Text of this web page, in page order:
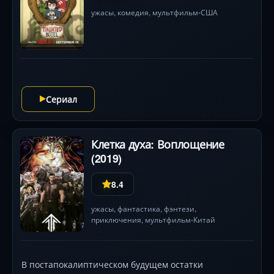
ужасы, комедия, мультфильм•США
Сериал
Клетка духа: Воплощение
(2019)
8.4
ужасы,фантастика,фэнтези,
приключения, мультфильм•Китай
В постапокалиптическом будущем остатки